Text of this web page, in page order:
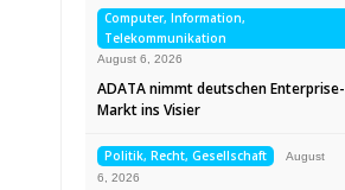
Computer, Information,
Telekommunikation
August 6, 2026
ADATA nimmt deutschen Enterprise-
Markt ins Visier
Politik, Recht, Gesellschaft
August
6, 2026